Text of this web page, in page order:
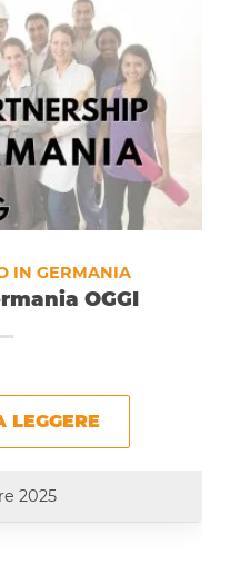
IN GERMANIA
OGGI
LEGGERE
2025